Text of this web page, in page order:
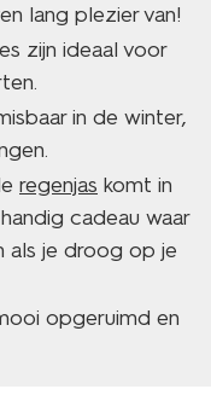
lang plezier van!
zijn ideaal voor
in de winter,
regenjas komt in
cadeau waar
als je droog op je
opgeruimd en